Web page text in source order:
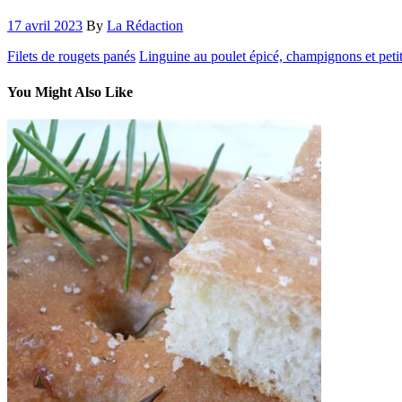
17 avril 2023 By La Rédaction
Filets de rougets panés Linguine au poulet épicé, champignons et
You Might Also Like